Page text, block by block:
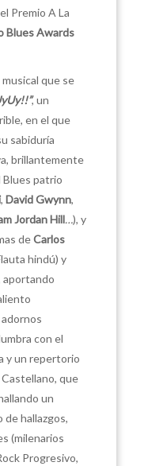
Premio A La
Blues Awards
que se
, un
en el que
sabiduría
brillantemente
Blues patrio
, David Gwynn,
Jordan Hill…), y
deCarlos
hindú) y
aportando
con el
y un repertorio
que
un
hallazgos,
(milenarios
Progresivo,